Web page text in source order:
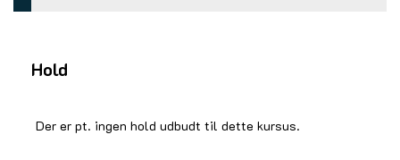
Hold
Der er pt. ingen hold udbudt til dette kursus.